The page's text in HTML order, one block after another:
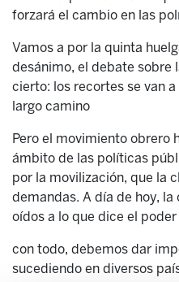
forzará el cambio en las
Vamos a por la quinta
desánimo, el debate sobre
cierto: los recortes se van
largo camino
Pero el movimiento obrero
ámbito de las políticas
por la movilización, que la
demandas. A día de hoy,
oídos a lo que dice el
con todo, debemos dar
sucediendo en diversos